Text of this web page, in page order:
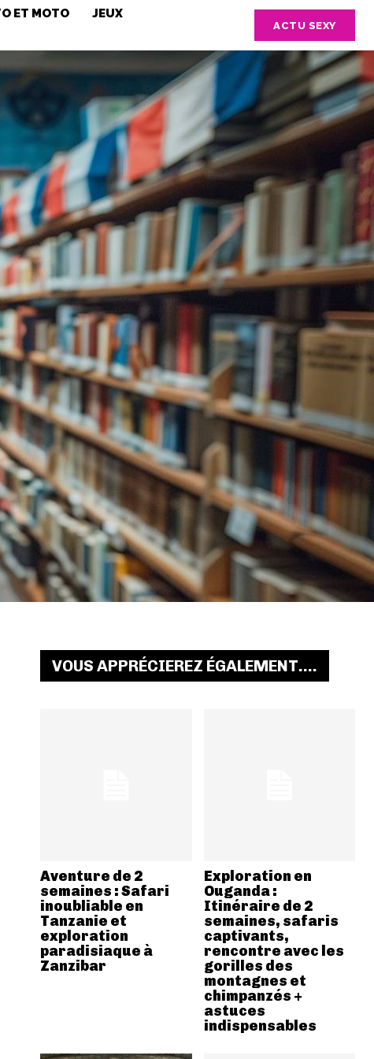
ET MOTO
JEUX
ACTU SEXY
VOUS APPRÉCIEREZ ÉGALEMENT....
Aventure de 2
semaines : Safari
inoubliable en
Tanzanie et
exploration
paradisiaque à
Zanzibar
Exploration en
Ouganda :
Itinéraire de 2
semaines, safaris
captivants,
rencontre avec les
gorilles des
montagnes et
chimpanzés +
astuces
indispensables